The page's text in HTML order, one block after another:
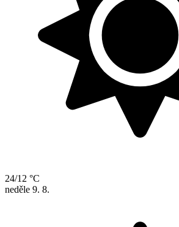
24/12 °C
neděle 9. 8.